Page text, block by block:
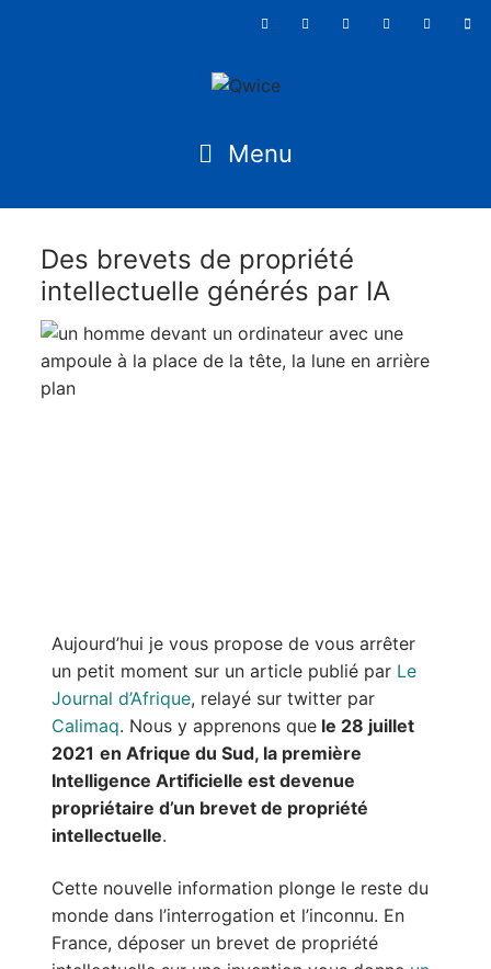
Des brevets de propriété
intellectuelle générés par IA
Aujourd’hui je vous propose de vous arrêter
un petit moment sur un article publié par Le
Journal d’Afrique, relayé sur twitter par
Calimaq. Nous y apprenons quele 28 juillet
2021 en Afrique du Sud, la première
Intelligence Artificielle est devenue
propriétaire d’un brevet de propriété
intellectuelle.
Cette nouvelle information plonge le reste du
monde dans l’interrogation et l’inconnu. En
France, déposer un brevet de propriété